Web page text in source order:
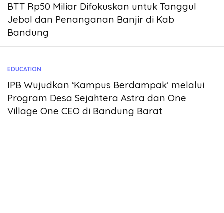
BTT Rp50 Miliar Difokuskan untuk Tanggul
Jebol dan Penanganan Banjir di Kab
Bandung
EDUCATION
IPB Wujudkan ‘Kampus Berdampak’ melalui
Program Desa Sejahtera Astra dan One
Village One CEO di Bandung Barat